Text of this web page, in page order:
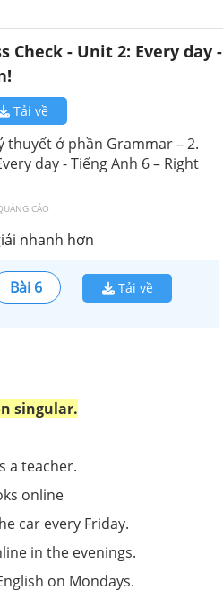
Check - Unit 2: Every day -
Tải về
thuyết ở phần Grammar – 2.
day - Tiếng Anh 6 – Right
CÁO
nhanh hơn
Bài 6 Tải về
singular.
a teacher.
online
car every Friday.
in the evenings.
on Mondays.